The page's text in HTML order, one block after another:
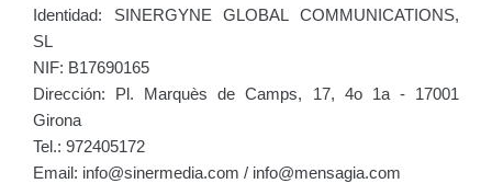
Identidad: SINERGYNE GLOBAL COMMUNICATIONS,
SL
NIF: B17690165
Dirección: Pl. Marquès de Camps, 17, 4o 1a - 17001
Girona
Tel.: 972405172
Email: info@sinermedia.com / info@mensagia.com